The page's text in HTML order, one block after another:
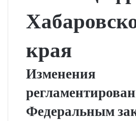
края
Изменения
Федеральным